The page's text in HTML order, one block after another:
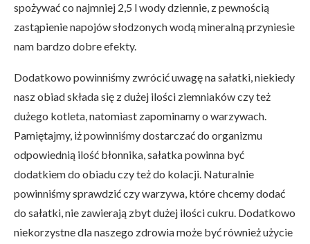
spożywać co najmniej 2,5 l wody dziennie, z pewnością
zastąpienie napojów słodzonych wodą mineralną przyniesie
nam bardzo dobre efekty.
Dodatkowo powinniśmy zwrócić uwagę na sałatki, niekiedy
nasz obiad składa się z dużej ilości ziemniaków czy też
dużego kotleta, natomiast zapominamy o warzywach.
Pamiętajmy, iż powinniśmy dostarczać do organizmu
odpowiednią ilość błonnika, sałatka powinna być
dodatkiem do obiadu czy też do kolacji. Naturalnie
powinniśmy sprawdzić czy warzywa, które chcemy dodać
do sałatki, nie zawierają zbyt dużej ilości cukru. Dodatkowo
niekorzystne dla naszego zdrowia może być również użycie